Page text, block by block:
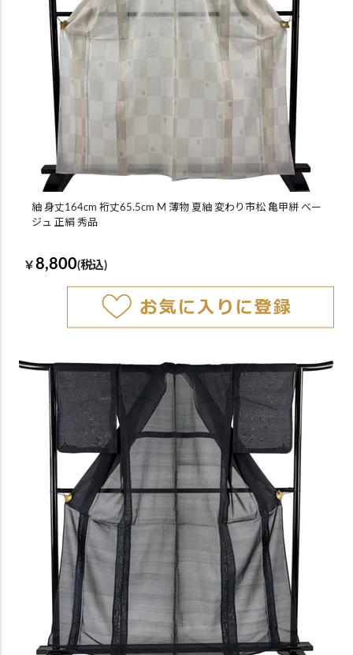
紬 身丈164cm 裄丈65.5cm M 薄物 夏紬 変わり市松 亀甲絣 ベー
ジュ 正絹 秀品
￥ 8,800(税込)